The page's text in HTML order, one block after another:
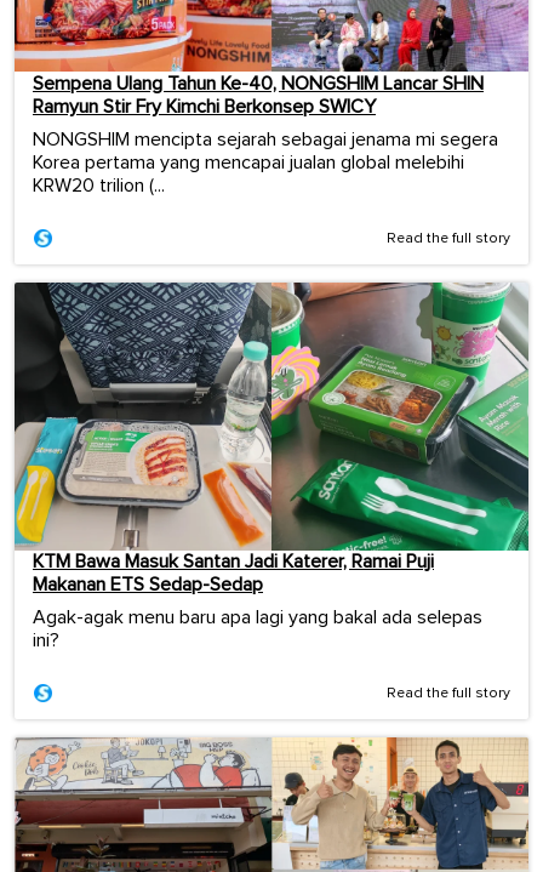
Sempena Ulang Tahun Ke-40, NONGSHIM Lancar SHIN
Ramyun Stir Fry Kimchi Berkonsep SWICY
NONGSHIM mencipta sejarah sebagai jenama mi segera
Korea pertama yang mencapai jualan global melebihi
KRW20 trilion (...
Read the full story
KTM Bawa Masuk Santan Jadi Katerer, Ramai Puji
Makanan ETS Sedap-Sedap
Agak-agak menu baru apa lagi yang bakal ada selepas
ini?
Read the full story